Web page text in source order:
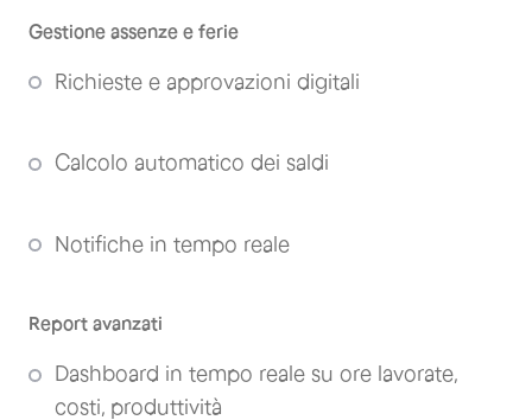
Gestione assenze e ferie
Richieste e approvazioni digitali
Calcolo automatico dei saldi
Notifiche in tempo reale
Report avanzati
Dashboard in tempo reale su ore lavorate,
costi, produttività